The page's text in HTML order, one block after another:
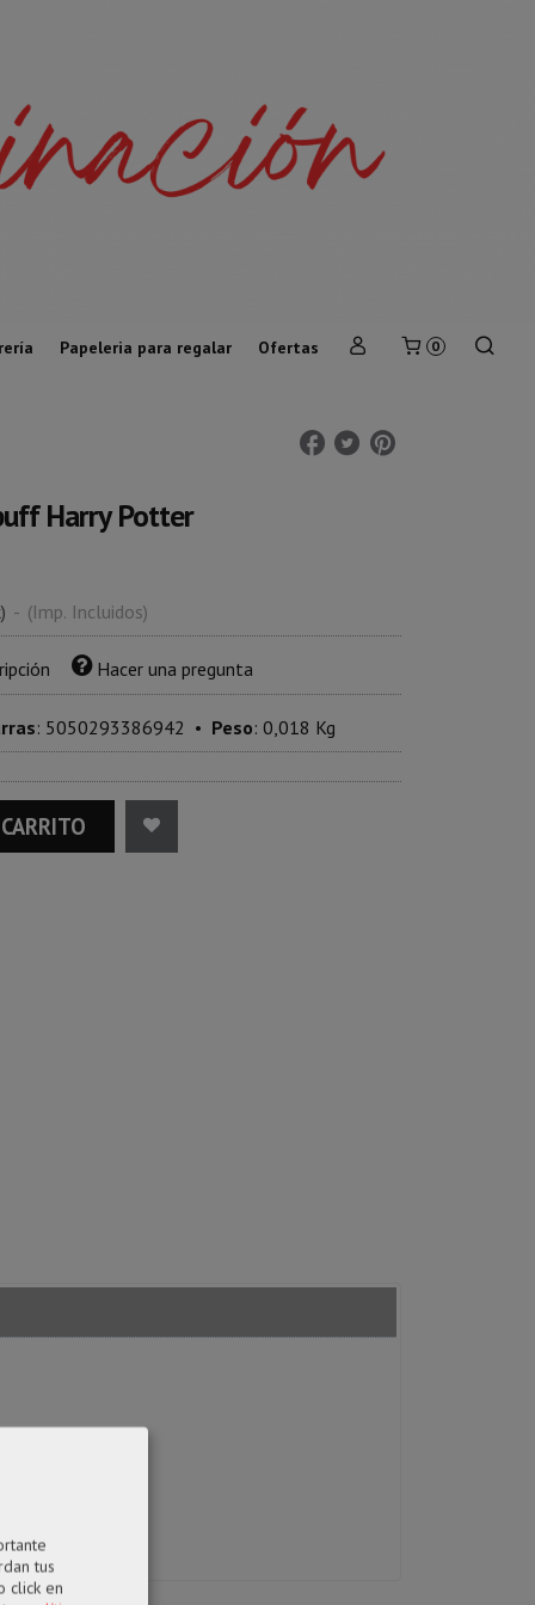
Papeleria para regalar Ofertas 0
Harry Potter
- (Imp. Incluidos)
Hacer una pregunta
: 5050293386942 • Peso: 0,018 Kg
tus
click en